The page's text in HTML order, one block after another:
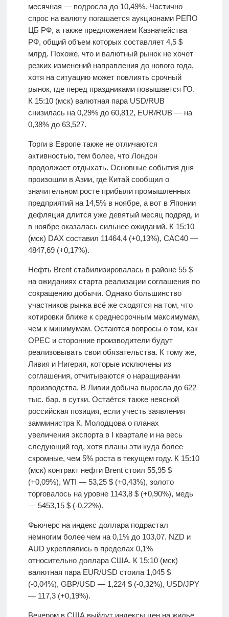
месячная — подросла до 10,49%. Частично
спрос на валюту погашается аукционами РЕПО
ЦБ РФ, а также предложением Казначейства
РФ, общий объем которых составляет 4,5 $
млрд. Похоже, что и валютный рынок не хочет
резких изменений направления до нового года,
хотя на ситуацию может повлиять срочный
рынок, где перед праздниками повышается ГО.
К 15:10 (мск) валютная пара USD/RUB
снизилась на 0,29% до 60,812, EUR/RUB — на
0,38% до 63,527.
Торги в Европе также не отличаются
активностью, тем более, что Лондон
продолжает отдыхать. Основные события дня
произошли в Азии, где Китай сообщил о
значительном росте прибыли промышленных
предприятий на 14,5% в ноябре, а вот в Японии
дефляция длится уже девятый месяц подряд, и
в ноябре оказалась сильнее ожиданий. К 15:10
(мск) DAX составил 11464,4 (+0,13%), CAC40 —
4847,69 (+0,17%).
Нефть Brent стабилизировалась в районе 55 $
на ожиданиях старта реализации соглашения по
сокращению добычи. Однако большинство
участников рынка всё же сходятся на том, что
котировки ближе к среднесрочным максимумам,
чем к минимумам. Остаются вопросы о том, как
OPEC и сторонние производители будут
реализовывать свои обязательства. К тому же,
Ливия и Нигерия, которые исключены из
соглашения, отчитываются о наращивании
производства. В Ливии добыча выросла до 622
тыс. бар. в сутки. Остаётся также неясной
российская позиция, если учесть заявления
замминистра К. Молодцова о планах
увеличения экспорта в I квартале и на весь
следующий год, хотя планы эти куда более
скромные, чем 5% роста в текущем году. К 15:10
(мск) контракт нефти Brent стоил 55,95 $
(+0,09%), WTI — 53,25 $ (+0,43%), золото
торговалось на уровне 1143,8 $ (+0,90%), медь
— 5453,15 $ (-0,22%).
Фьючерс на индекс доллара подрастал
немногим более чем на 0,1% до 103,07. NZD и
AUD укреплялись в пределах 0,1%
относительно доллара США. К 15:10 (мск)
валютная пара EUR/USD стоила 1,045 $
(-0,04%), GBP/USD — 1,224 $ (-0,32%), USD/JPY
— 117,3 (+0,19%).